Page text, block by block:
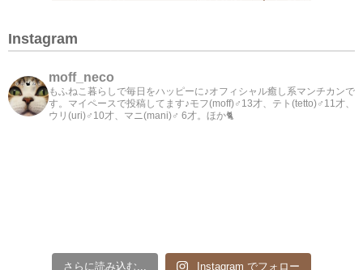
Instagram
moff_neco
もふねこ暮らしで毎日をハッピーに♪オフィシャル癒し系マンチカンで
す。マイペースで投稿してます♪モフ(moff)♂13才、テト(tetto)♂11才、
ウリ(uri)♂10才、マニ(mani)♂ 6才。ほか🐈
さらに読み込む... Instagram でフォロー